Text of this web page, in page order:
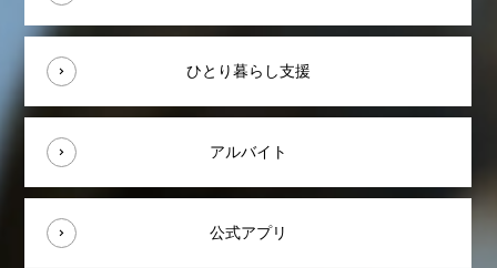
ひとり暮らし支援
アルバイト
公式アプリ